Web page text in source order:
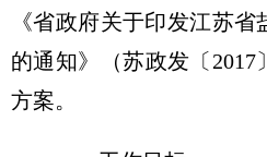
《省政府关于印发江苏
的通知》（苏政发〔2017
方案。